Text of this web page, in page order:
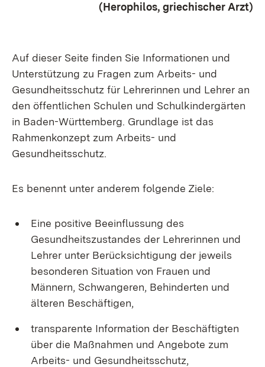
(Herophilos, griechischer Arzt)
Auf dieser Seite finden Sie Informationen und
Unterstützung zu Fragen zum Arbeits- und
Gesundheitsschutz für Lehrerinnen und Lehrer an
den öffentlichen Schulen und Schulkindergärten
in Baden-Württemberg. Grundlage ist das
Rahmenkonzept zum Arbeits- und
Gesundheitsschutz.
Es benennt unter anderem folgende Ziele:
Eine positive Beeinflussung des
Gesundheitszustandes der Lehrerinnen und
Lehrer unter Berücksichtigung der jeweils
besonderen Situation von Frauen und
Männern, Schwangeren, Behinderten und
älteren Beschäftigen,
transparente Information der Beschäftigten
über die Maßnahmen und Angebote zum
Arbeits- und Gesundheitsschutz,